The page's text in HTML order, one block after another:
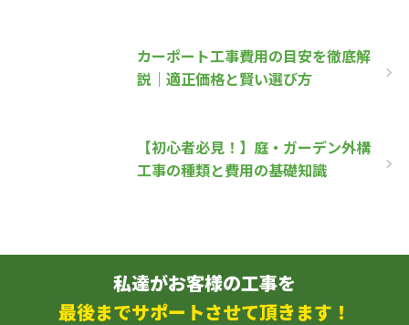
カーポート工事費用の目安を徹底解
説｜適正価格と賢い選び方
【初心者必見！】庭・ガーデン外構
工事の種類と費用の基礎知識
私達がお客様の工事を
最後までサポートさせて頂きます！